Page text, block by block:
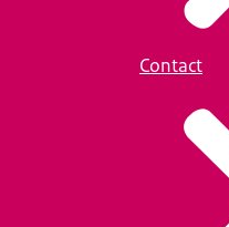
Contact